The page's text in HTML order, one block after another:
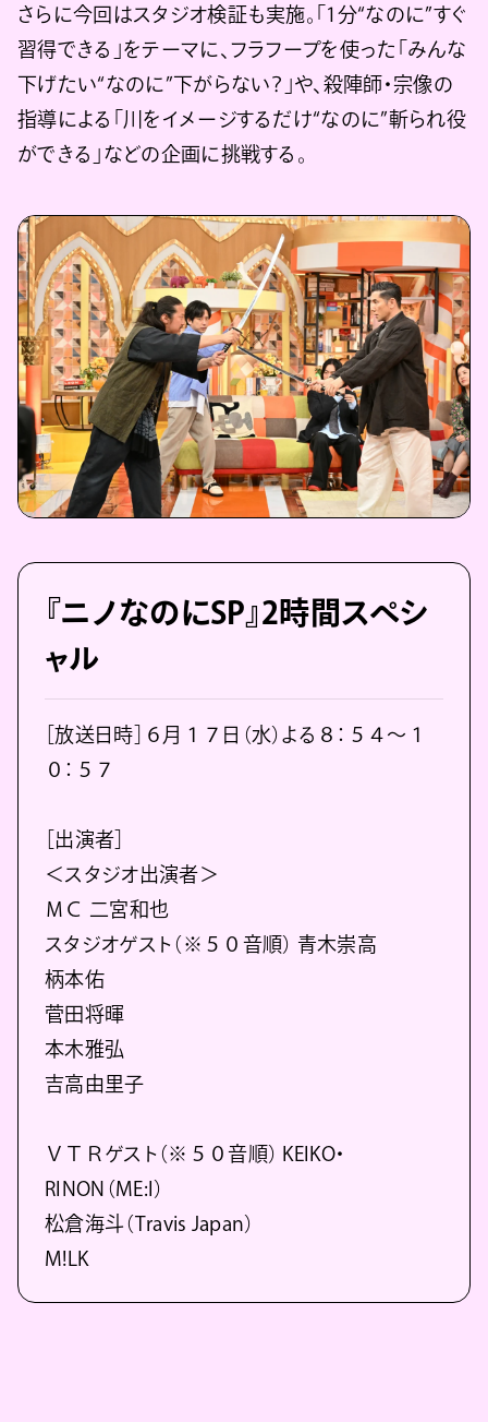
さらに今回はスタジオ検証も実施。「1分“なのに”すぐ
習得できる」をテーマに、フラフープを使った「みんな
下げたい“なのに”下がらない？」や、殺陣師・宗像の
指導による「川をイメージするだけ“なのに”斬られ役
ができる」などの企画に挑戦する。
『ニノなのにSP』2時間スペシ
ャル
［放送日時］６月１７日（水）よる８：５４～１
０：５７
［出演者］
＜スタジオ出演者＞
ＭＣ 二宮和也
スタジオゲスト（※５０音順） 青木崇高
柄本佑
菅田将暉
本木雅弘
吉高由里子
ＶＴＲゲスト（※５０音順） KEIKO・
RINON（ME:I）
松倉海斗（Travis Japan）
M!LK